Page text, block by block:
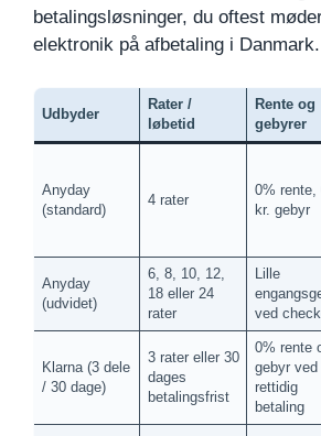
betalingsløsninger, du oftest
elektronik på afbetaling i Danmark.
Udbyder
Rater /
løbetid
Rente og
gebyrer
Anyday
(standard)
4 rater
0% rente,
kr. gebyr
Anyday
(udvidet)
6, 8, 10, 12,
18 eller 24
rater
Lille
ved
Klarna (3 dele
/ 30 dage)
3 rater eller 30
dages
betalingsfrist
0% rente
gebyr ved
rettidig
betaling